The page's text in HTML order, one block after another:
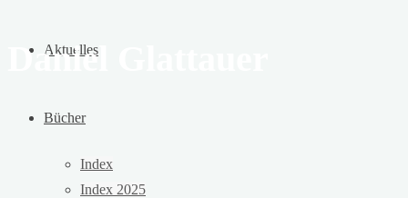
Aktuelles
Bücher
Index
Index 2025
Daniel Glattauer